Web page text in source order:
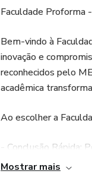
Faculdade Proforma
Bem-vindo à
inovação e
reconhecidos pelo
acadêmica
Ao escolher a
- Conclusão
comprometer a
Mostrar mais